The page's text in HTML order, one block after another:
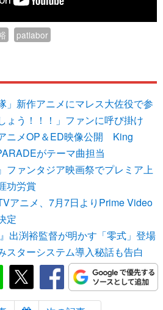
patlabor
」新作アニメにマレス大佐役で参
ょう！！！」ファンに呼び掛け
ニメOP＆ED映像公開 King
がテーマ曲担当
ファンタジア映画祭でプレミア上
功労賞
アニメ、7月7日よりPrime Video
定
出渕裕監督が明かす「零式」登場
スターシステム導入秘話も告白